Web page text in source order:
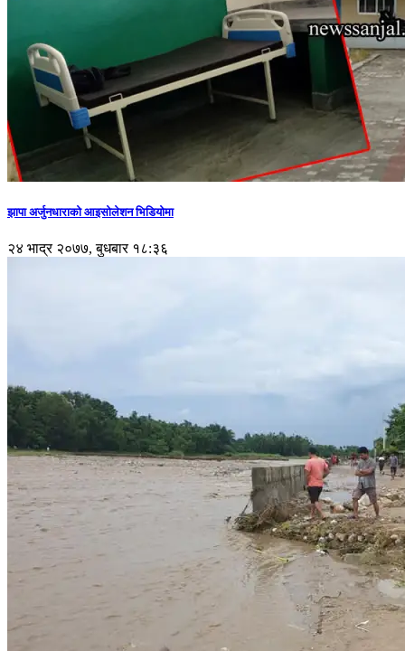
झापा अर्जुनधाराको आइसोलेशन भिडियोमा
२४ भाद्र २०७७, बुधबार १८:३६